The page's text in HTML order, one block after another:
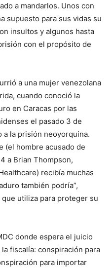
a mandarlos. Unos con
supuesto para sus vidas su
insultos y algunos hasta
con el propósito de
a una mujer venezolana
cuando conoció la
en Caracas por las
el pasado 3 de
la prisión neoyorquina.
(el hombre acusado de
a Brian Thompson,
recibía muchas
también podría”,
utiliza para proteger su
donde espera el juicio
fiscalía: conspiración para
para importar